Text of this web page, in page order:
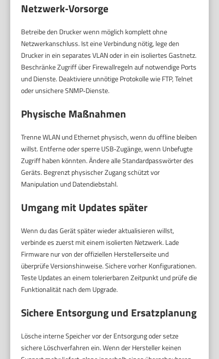
Netzwerk‑Vorsorge
Betreibe den Drucker wenn möglich komplett ohne
Netzwerkanschluss. Ist eine Verbindung nötig, lege den
Drucker in ein separates VLAN oder in ein isoliertes Gastnetz.
Beschränke Zugriff über Firewallregeln auf notwendige Ports
und Dienste. Deaktiviere unnötige Protokolle wie FTP, Telnet
oder unsichere SNMP‑Dienste.
Physische Maßnahmen
Trenne WLAN und Ethernet physisch, wenn du offline bleiben
willst. Entferne oder sperre USB‑Zugänge, wenn Unbefugte
Zugriff haben könnten. Ändere alle Standardpasswörter des
Geräts. Begrenzt physischer Zugang schützt vor
Manipulation und Datendiebstahl.
Umgang mit Updates später
Wenn du das Gerät später wieder aktualisieren willst,
verbinde es zuerst mit einem isolierten Netzwerk. Lade
Firmware nur von der offiziellen Herstellerseite und
überprüfe Versionshinweise. Sichere vorher Konfigurationen.
Teste Updates an einem tolerierbaren Zeitpunkt und prüfe die
Funktionalität nach dem Upgrade.
Sichere Entsorgung und Ersatzplanung
Lösche interne Speicher vor der Entsorgung oder setze
sichere Löschverfahren ein. Wenn der Hersteller keinen